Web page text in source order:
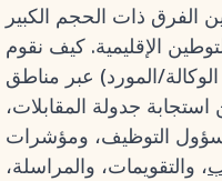
الفرق ذات الحجم الكبير
الإقليمية. كيف نقوم
المورد) عبر مناطق
جدولة المقابلات،
التوظيف، ومؤشرات
، والتقويمات، والمراسلة،